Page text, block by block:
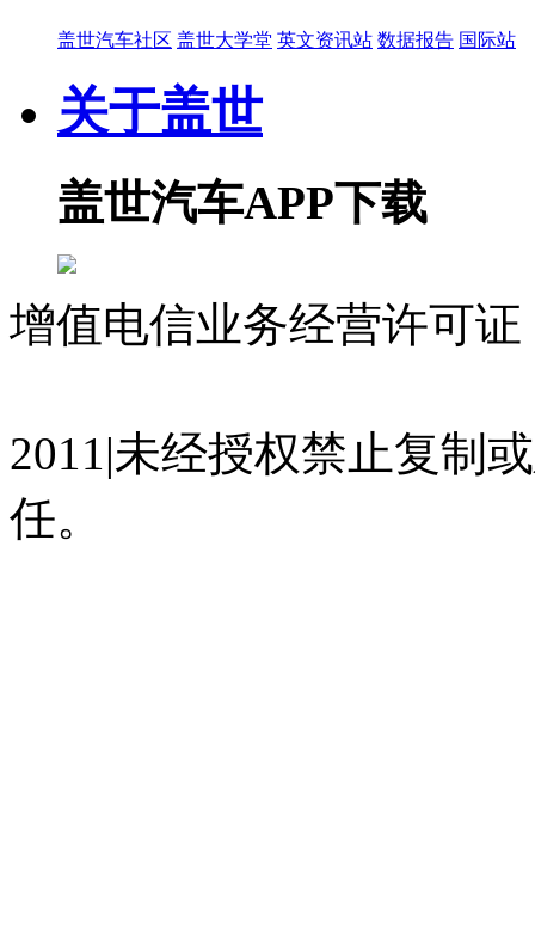
盖世汽车社区 盖世大学堂 英文资讯站 数据报告 国际站
关于盖世
盖世汽车APP下载
增值电信业务经营许可
2011|未经授权禁止复制
任。